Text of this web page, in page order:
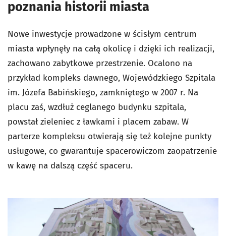
poznania historii miasta
Nowe inwestycje prowadzone w ścisłym centrum
miasta wpłynęły na całą okolicę i dzięki ich realizacji,
zachowano zabytkowe przestrzenie. Ocalono na
przykład kompleks dawnego, Wojewódzkiego Szpitala
im. Józefa Babińskiego, zamkniętego w 2007 r. Na
placu zaś, wzdłuż ceglanego budynku szpitala,
powstał zieleniec z ławkami i placem zabaw. W
parterze kompleksu otwierają się też kolejne punkty
usługowe, co gwarantuje spacerowiczom zaopatrzenie
w kawę na dalszą część spaceru.